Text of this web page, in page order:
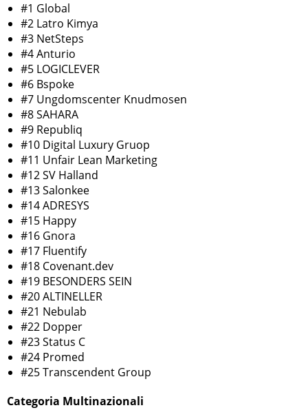
#1 Global
#2 Latro Kimya
#3 NetSteps
#4 Anturio
#5 LOGICLEVER
#6 Bspoke
#7 Ungdomscenter Knudmosen
#8 SAHARA
#9 Republiq
#10 Digital Luxury Gruop
#11 Unfair Lean Marketing
#12 SV Halland
#13 Salonkee
#14 ADRESYS
#15 Happy
#16 Gnora
#17 Fluentify
#18 Covenant.dev
#19 BESONDERS SEIN
#20 ALTINELLER
#21 Nebulab
#22 Dopper
#23 Status C
#24 Promed
#25 Transcendent Group
Categoria Multinazionali